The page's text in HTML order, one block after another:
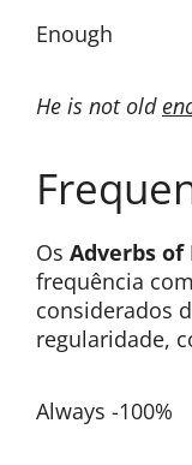
Enough
He is not old
Os Adverbs of
frequência
considerados
regularidade,
Always -100%